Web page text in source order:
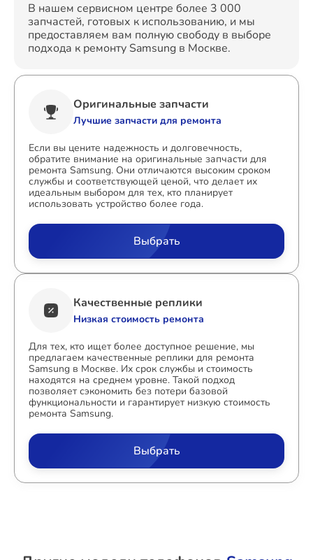
В нашем сервисном центре более 3 000
запчастей, готовых к использованию, и мы
предоставляем вам полную свободу в выборе
подхода к ремонту Samsung в Москве.
Оригинальные запчасти
Лучшие запчасти для ремонта
Если вы цените надежность и долговечность,
обратите внимание на оригинальные запчасти для
ремонта Samsung. Они отличаются высоким сроком
службы и соответствующей ценой, что делает их
идеальным выбором для тех, кто планирует
использовать устройство более года.
Выбрать
Качественные реплики
Низкая стоимость ремонта
Для тех, кто ищет более доступное решение, мы
предлагаем качественные реплики для ремонта
Samsung в Москве. Их срок службы и стоимость
находятся на среднем уровне. Такой подход
позволяет сэкономить без потери базовой
функциональности и гарантирует низкую стоимость
ремонта Samsung.
Выбрать